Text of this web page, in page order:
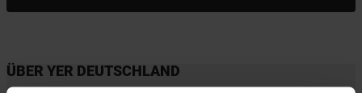
ÜBER YER DEUTSCHLAND